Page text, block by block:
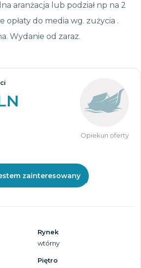
aranżacja lub podział np na 2
opłaty do media wg. zużycia .
Wydanie od zaraz.
Opiekun oferty
zainteresowany
Rynek
wtórny
Piętro